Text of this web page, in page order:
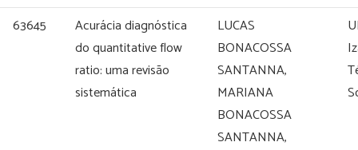
63645
Acurácia diagnóstica
do quantitative flow
ratio: uma revisão
sistemática
LUCAS
BONACOSSA
SANTANNA,
MARIANA
BONACOSSA
SANTANNA,